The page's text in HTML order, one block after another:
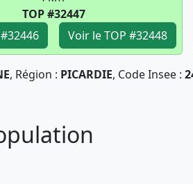
TOP #32447
Voir le TOP #32448
, Région : PICARDIE, Code Insee :